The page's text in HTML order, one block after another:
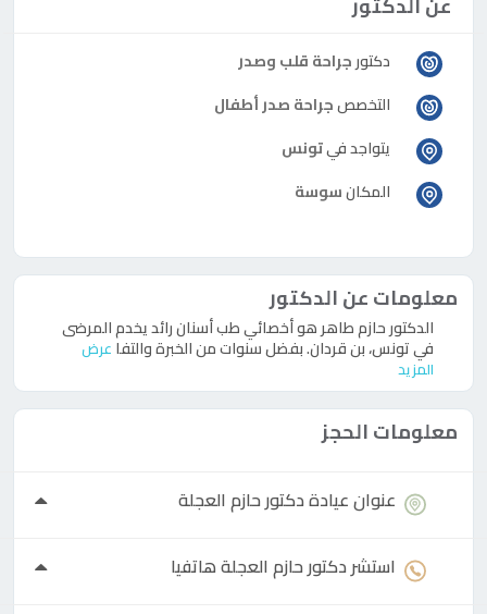
دكتورجراحة قلب وصدر
التخصصجراحة صدر أطفال
يتواجد فيتونس
المكانسوسة
معلومات عن الدكتور
الدكتور حازم طاهر هو أخصائي طب أسنان رائد يخدم المرضى
في تونس، بن قردان. بفضل سنوات من الخبرة والتفا عرض
المزيد
معلومات الحجز
عنوان عيادةدكتورحازم العجلة
استشردكتورحازم العجلة هاتفيا